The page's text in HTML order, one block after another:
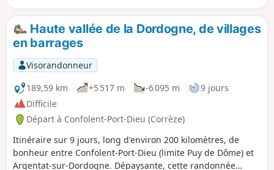
Haute vallée de la Dordogne, de villages
en barrages
Visorandonneur
189,59 km
+5 517 m -6 095 m
9 jours
Difficile
Départ à Confolent-Port-Dieu (Corrèze)
Itinéraire sur 9 jours, long d'environ 200 kilomètres, de
bonheur entre Confolent-Port-Dieu (limite Puy de Dôme) et
Argentat-sur-Dordogne. Dépaysante, cette randonnée